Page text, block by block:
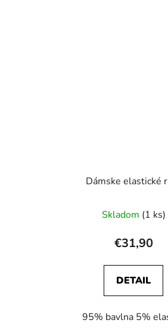
Dámske elastické
Skladom (1 ks)
€31,90
DETAIL
95% bavlna 5%